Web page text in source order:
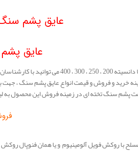
عایق پشم سنگ پتویی 5
عایق پشم
در ارتباط باشید.
خرید و فروش و قیمت انواع عایق پشم سنگ ،
سنگ تخته ای در زمینه فروش این محصول به
و یا همان فنوپال روکش دار به ازای هر متر مربع فویل